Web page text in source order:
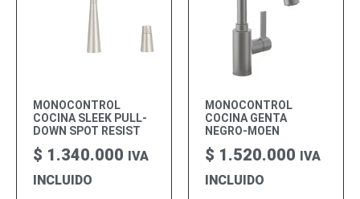
MONOCONTROL
COCINA SLEEK PULL-
DOWN SPOT RESIST
$ 1.340.000 IVA
INCLUIDO
MONOCONTROL
COCINA GENTA
NEGRO-MOEN
$ 1.520.000 IVA
INCLUIDO